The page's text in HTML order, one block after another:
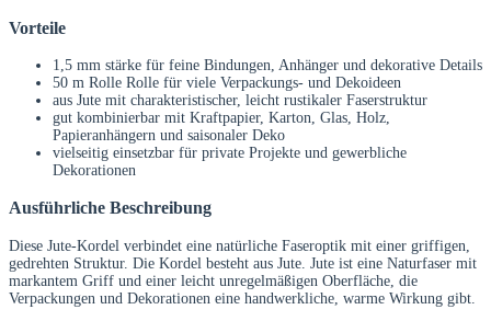
Vorteile
1,5 mm stärke für feine Bindungen, Anhänger und dekorative Details
50 m Rolle Rolle für viele Verpackungs- und Dekoideen
aus Jute mit charakteristischer, leicht rustikaler Faserstruktur
gut kombinierbar mit Kraftpapier, Karton, Glas, Holz,
Papieranhängern und saisonaler Deko
vielseitig einsetzbar für private Projekte und gewerbliche
Dekorationen
Ausführliche Beschreibung
Diese Jute-Kordel verbindet eine natürliche Faseroptik mit einer griffigen,
gedrehten Struktur. Die Kordel besteht aus Jute. Jute ist eine Naturfaser mit
markantem Griff und einer leicht unregelmäßigen Oberfläche, die
Verpackungen und Dekorationen eine handwerkliche, warme Wirkung gibt.